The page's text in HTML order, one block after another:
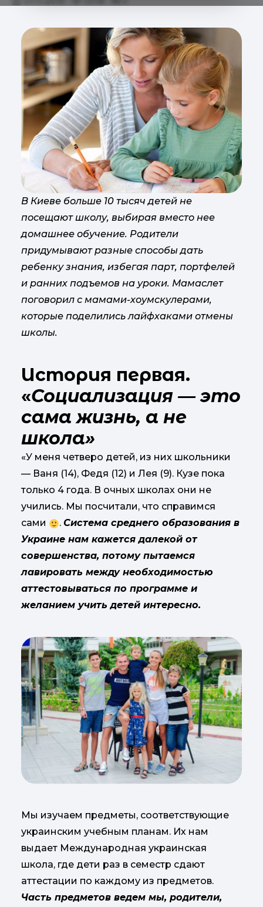
В Киеве больше 10 тысяч детей не
посещают школу, выбирая вместо нее
домашнее обучение. Родители
придумывают разные способы дать
ребенку знания, избегая парт, портфелей
и ранних подъемов на уроки. Мамаслет
поговорил с мамами-хоумскулерами,
которые поделились лайфхаками отмены
школы.
История первая.
«Социализация — это
сама жизнь, а не
школа»
«У меня четверо детей, из них школьники
— Ваня (14), Федя (12) и Лея (9). Кузе пока
только 4 года. В очных школах они не
учились. Мы посчитали, что справимся
сами
.Система среднего образования в
Украине нам кажется далекой от
совершенства, потому пытаемся
лавировать между необходимостью
аттестовываться по программе и
желанием учить детей интересно.
Мы изучаем предметы, соответствующие
украинским учебным планам. Их нам
выдает Международная украинская
школа, где дети раз в семестр сдают
аттестации по каждому из предметов.
Часть предметов ведем мы, родители,